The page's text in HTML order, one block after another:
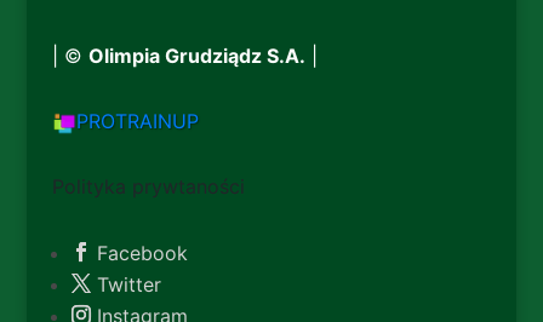
| © Olimpia Grudziądz S.A.
PROTRAINUP
Polityka prywtaności
Facebook
Twitter
Instagram